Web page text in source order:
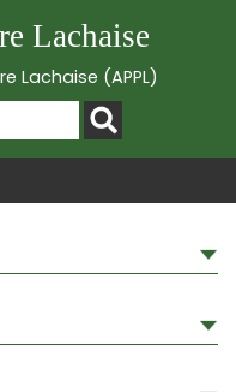
Lachaise
Lachaise (APPL)